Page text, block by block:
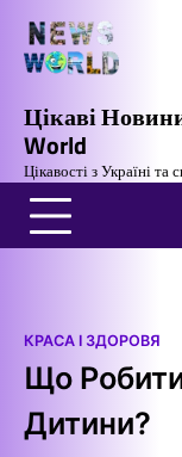
вмісту
Цікаві
World
Цікавості з Україні та
КРАСА І ЗДОРОВЯ
Що
Дитини?